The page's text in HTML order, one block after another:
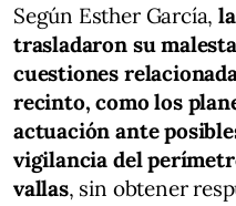
Según Esther García,
trasladaron su
cuestiones
recinto, como los
actuación ante
vigilancia del
vallas, sin obtener